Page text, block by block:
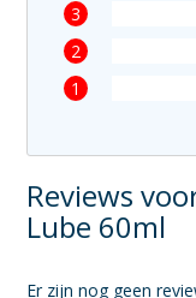
3
2
1
Reviews
Lube 60ml
Er zijn nog geen